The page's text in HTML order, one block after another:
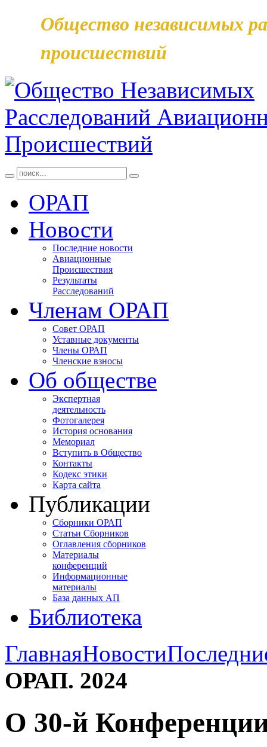
Общество независимых
происшествий
ОРАП
Новости
Последние новости
Авиационные
Происшествия
Результаты
Расследований
Членам ОРАП
Совет ОРАП
Уставные документы
Члены ОРАП
Членские взносы
Об обществе
Экспертная
деятельность
Фотогалерея
История основания
Мемориал
Вступить в Общество
Контакты
Кодекс этики
Карта сайта
Публикации
Сборники ОРАП
Статьи Сборников
Оглавления сборников
Материалы
конференций
Информационные
материалы
База данных АП
Библиотека
ГлавнаяНовости
ОРАП. 2024
О 30-й